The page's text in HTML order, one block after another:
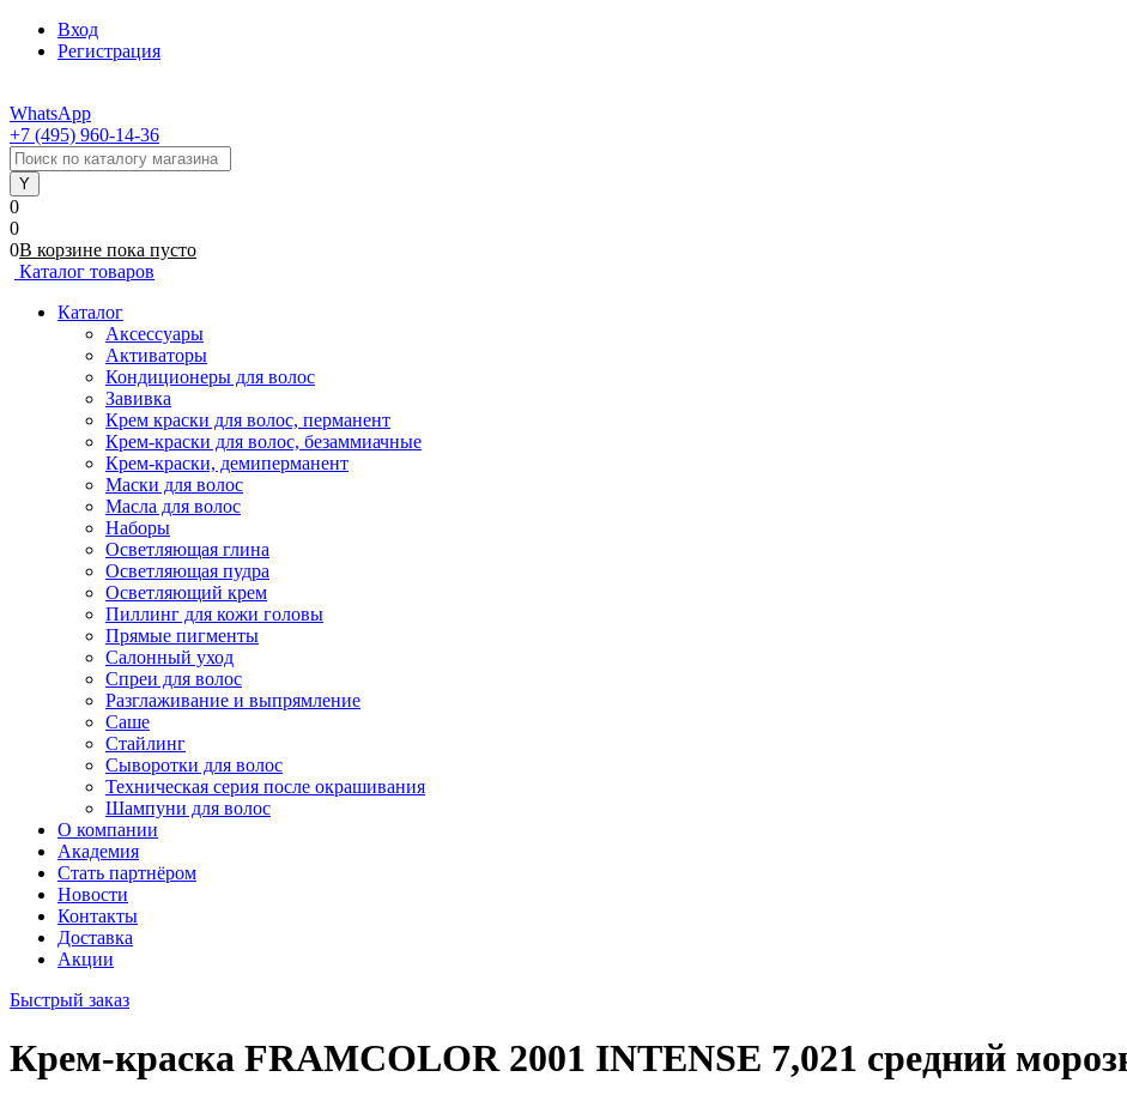
Вход
Регистрация
WhatsApp
+7 (495) 960-14-36
0
0
0В корзине пока пусто
Каталог товаров
Каталог
Аксессуары
Активаторы
Кондиционеры для волос
Завивка
Крем краски для волос, перманент
Крем-краски для волос, безаммиачные
Крем-краски, демиперманент
Маски для волос
Масла для волос
Наборы
Осветляющая глина
Осветляющая пудра
Осветляющий крем
Пиллинг для кожи головы
Прямые пигменты
Салонный уход
Спреи для волос
Разглаживание и выпрямление
Саше
Стайлинг
Сыворотки для волос
Техническая серия после окрашивания
Шампуни для волос
О компании
Академия
Стать партнёром
Новости
Контакты
Доставка
Акции
Быстрый заказ
Крем-краска FRAMCOLOR 2001 INTENSE 7,021 средний